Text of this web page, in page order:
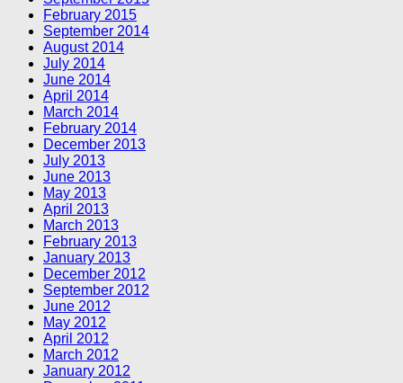
February 2015
September 2014
August 2014
July 2014
June 2014
April 2014
March 2014
February 2014
December 2013
July 2013
June 2013
May 2013
April 2013
March 2013
February 2013
January 2013
December 2012
September 2012
June 2012
May 2012
April 2012
March 2012
January 2012